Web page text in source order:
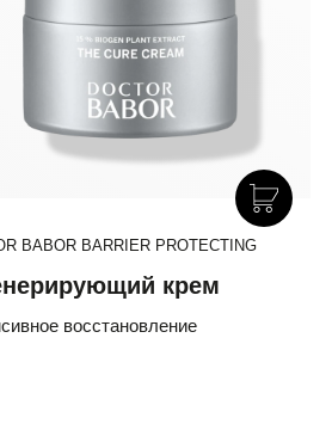
BABOR SOLAR DEFENSE
Бальзам
BABOR BARRIER PROTECTING
крем
восстановление